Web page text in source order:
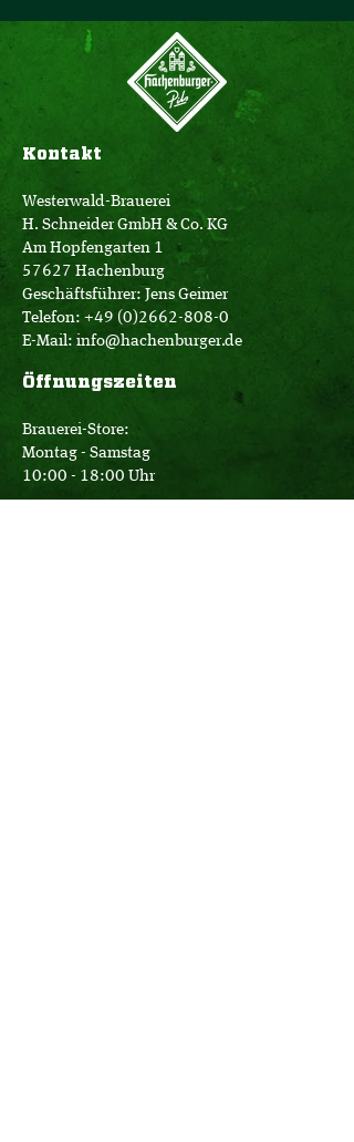
Kontakt
Westerwald-Brauerei
H. Schneider GmbH & Co. KG
Am Hopfengarten 1
57627 Hachenburg
Geschäftsführer: Jens Geimer
Telefon: +49 (0)2662-808-0
E-Mail: info@hachenburger.de
Öffnungszeiten
Brauerei-Store:
Montag - Samstag
10:00 - 18:00 Uhr